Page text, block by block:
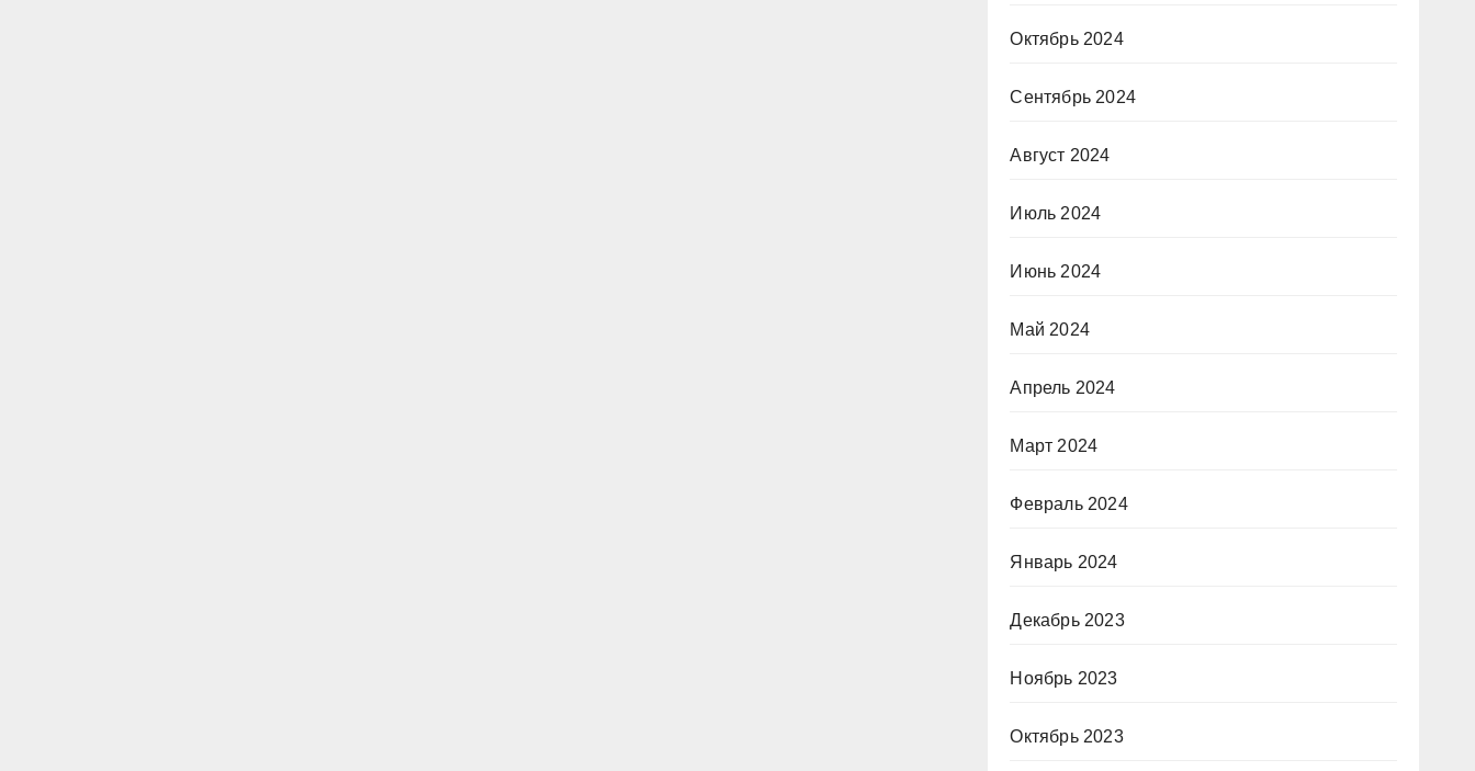
Октябрь 2024
Сентябрь 2024
Август 2024
Июль 2024
Июнь 2024
Май 2024
Апрель 2024
Март 2024
Февраль 2024
Январь 2024
Декабрь 2023
Ноябрь 2023
Октябрь 2023